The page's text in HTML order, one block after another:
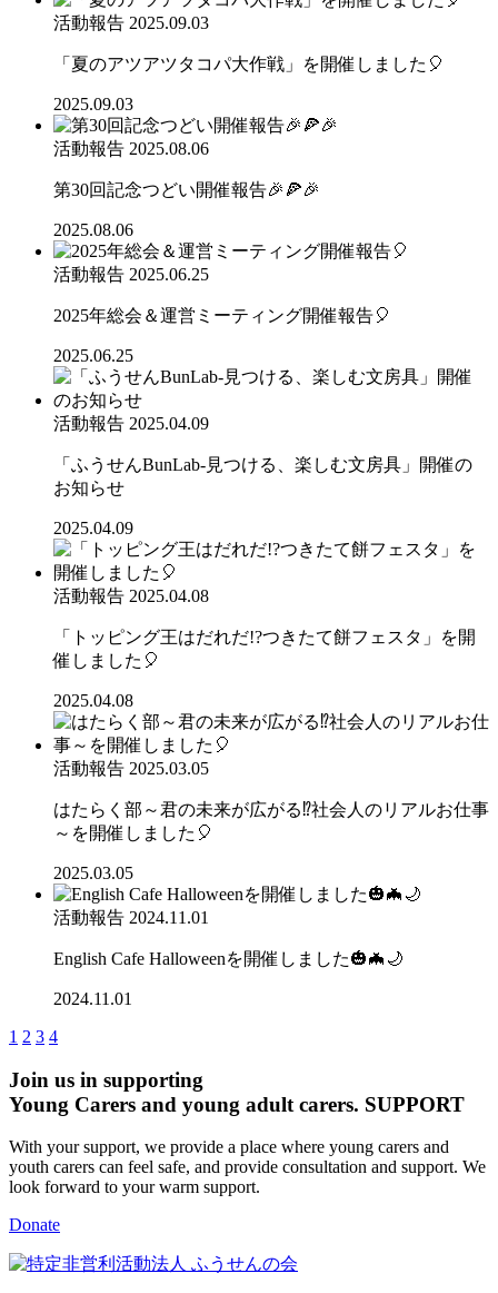
活動報告 2025.09.03
「夏のアツアツタコパ大作戦」を開催しました🎈
2025.09.03
活動報告 2025.08.06
第30回記念つどい開催報告🎉🍕🎉
2025.08.06
活動報告 2025.06.25
2025年総会＆運営ミーティング開催報告🎈
2025.06.25
活動報告 2025.04.09
「ふうせんBunLab-見つける、楽しむ文房具」開催の
お知らせ
2025.04.09
活動報告 2025.04.08
「トッピング王はだれだ!?つきたて餅フェスタ」を開
催しました🎈
2025.04.08
活動報告 2025.03.05
はたらく部～君の未来が広がる⁉社会人のリアルお仕事
～を開催しました🎈
2025.03.05
活動報告 2024.11.01
English Cafe Halloweenを開催しました🎃🦇🌙
2024.11.01
1 2 3 4
Join us in supporting
Young Carers and young adult carers. SUPPORT
With your support, we provide a place where young carers and
youth carers can feel safe, and provide consultation and support. We
look forward to your warm support.
Donate